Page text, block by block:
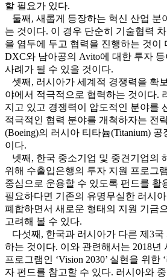
할 필요가 있다.
둘째, 새롭게 등장하는 혁신 산업 분
는 것이다. 이 경우 단순히 기술협력
을 염두에 두고 협력을 진행하는 것이
DXC와 남아공의 Avito에 대한 투자
사례가 될 수 있을 것이다.
셋째, 러시아가 세계적 경쟁력을 확
야에서 적극적으로 협력하는 것이다.
지고 있고 경쟁력이 압도적인 분야를
적극적인 협력 분야를 개척하자는 전
(Boeing)의 러시아 티타늄(Titanium) 공
이다.
넷째, 한국 중소기업 및 중견기업의
위해 수출입은행의 투자 지원 프로그
중심으로 운용할 수 있도록 펀드를 활
필요하다면 기존의 유명무실한 러시
폐합하면서 새로운 형태의 지원 기금
고려해 볼 수 있다.
다섯째, 한국과 러시아가 다른 제3국
하는 것이다. 이와 관련해서는 2018년
프로그램인 ‘Vision 2030’ 실현을 위한
자 펀드를 참고할 수 있다. 러시아와